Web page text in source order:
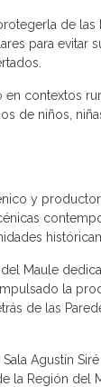
de
para evitar
contextos
de niños,
y
Maule
la
de las
Agustín Siré
la Región del